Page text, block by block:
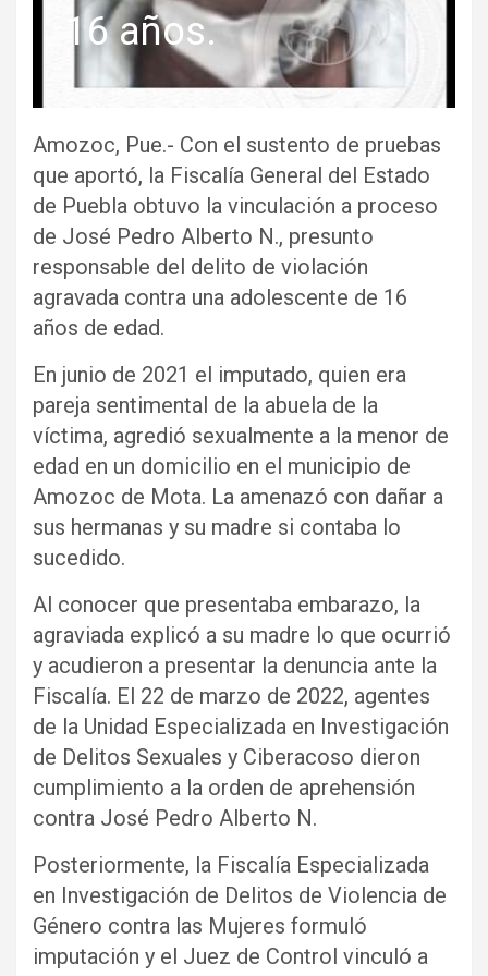
16 años.
Amozoc, Pue.- Con el sustento de pruebas
que aportó, la Fiscalía General del Estado
de Puebla obtuvo la vinculación a proceso
de José Pedro Alberto N., presunto
responsable del delito de violación
agravada contra una adolescente de 16
años de edad.
En junio de 2021 el imputado, quien era
pareja sentimental de la abuela de la
víctima, agredió sexualmente a la menor de
edad en un domicilio en el municipio de
Amozoc de Mota. La amenazó con dañar a
sus hermanas y su madre si contaba lo
sucedido.
Al conocer que presentaba embarazo, la
agraviada explicó a su madre lo que ocurrió
y acudieron a presentar la denuncia ante la
Fiscalía. El 22 de marzo de 2022, agentes
de la Unidad Especializada en Investigación
de Delitos Sexuales y Ciberacoso dieron
cumplimiento a la orden de aprehensión
contra José Pedro Alberto N.
Posteriormente, la Fiscalía Especializada
en Investigación de Delitos de Violencia de
Género contra las Mujeres formuló
imputación y el Juez de Control vinculó a